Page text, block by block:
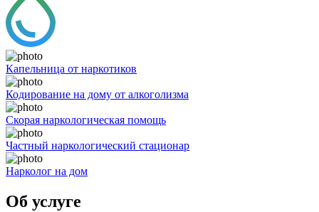
Капельница от наркотиков
Кодирование на дому от алкоголизма
Скорая наркологическая помощь
Частный наркологический стационар
Нарколог на дом
Об услуге